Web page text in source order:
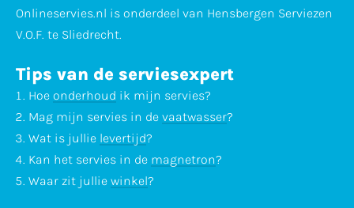
Onlineservies.nl is onderdeel van Hensbergen Serviezen
V.O.F. te Sliedrecht.
Tips van de serviesexpert
Hoe onderhoud ik mijn servies?
Mag mijn servies in de vaatwasser?
Wat is jullie levertijd?
Kan het servies in de magnetron?
Waar zit jullie winkel?